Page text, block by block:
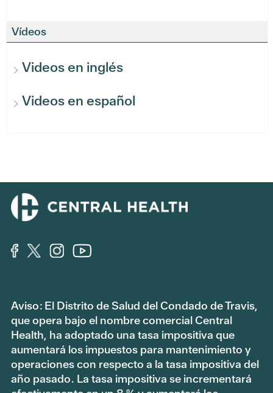
Vídeos
Videos en inglés
Videos en español
Aviso: El Distrito de Salud del Condado de Travis,
que opera bajo el nombre comercial Central
Health, ha adoptado una tasa impositiva que
aumentará los impuestos para mantenimiento y
operaciones con respecto a la tasa impositiva del
año pasado. La tasa impositiva se incrementará